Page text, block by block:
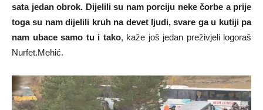
sata jedan obrok. Dijelili su nam porciju neke čorbe a prije
toga su nam dijelili kruh na devet ljudi, svare ga u kutiji pa
nam ubace samo tu i tako, kaže još jedan preživjeli logoraš
Nurfet.Mehić.